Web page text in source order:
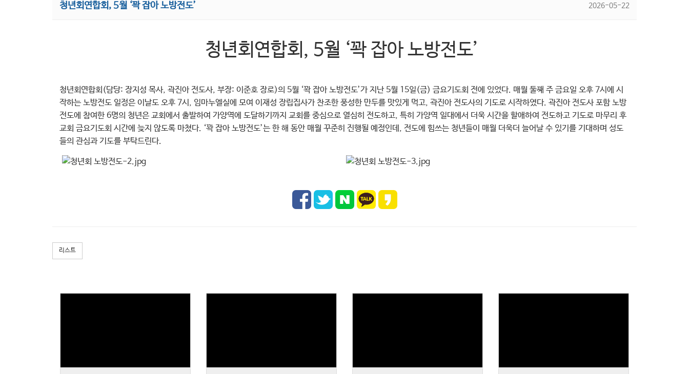
청년회연합회, 5월 ‘꽉 잡아 노방전도’ 2026-05-22
청년회연합회, 5월 ‘꽉 잡아 노방전도’
청년회연합회(담당: 장지성 목사, 곽진아 전도사, 부장: 이준호 장로)의 5월 ‘꽉 잡아 노방전도’가 지난 5월 15일(금) 금요기도회 전에 있었다. 매월 둘째 주 금요일 오후 7시에 시
작하는 노방전도 일정은 이날도 오후 7시, 임마누엘실에 모여 이재성 장립집사가 찬조한 풍성한 만두를 맛있게 먹고, 곽진아 전도사의 기도로 시작하였다. 곽진아 전도사 포함 노방
전도에 참여한 6명의 청년은 교회에서 출발하여 가양역에 도달하기까지 교회를 중심으로 열심히 전도하고, 특히 가양역 일대에서 더욱 시간을 할애하여 전도하고 기도로 마무리 후
교회 금요기도회 시간에 늦지 않도록 마쳤다. ‘꽉 잡아 노방전도’는 한 해 동안 매월 꾸준히 진행될 예정인데, 전도에 힘쓰는 청년들이 매월 더욱더 늘어날 수 있기를 기대하며 성도
들의 관심과 기도를 부탁드린다.
리스트